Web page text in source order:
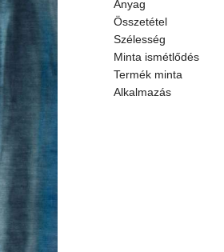
Anyag
Összetétel
Szélesség
Minta ismétlődés
Termék minta
Alkalmazás